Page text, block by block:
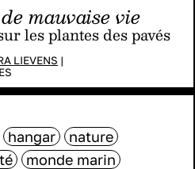
mauvaise vie
les plantes des pavés
LIEVENS |
hangar
nature
monde marin